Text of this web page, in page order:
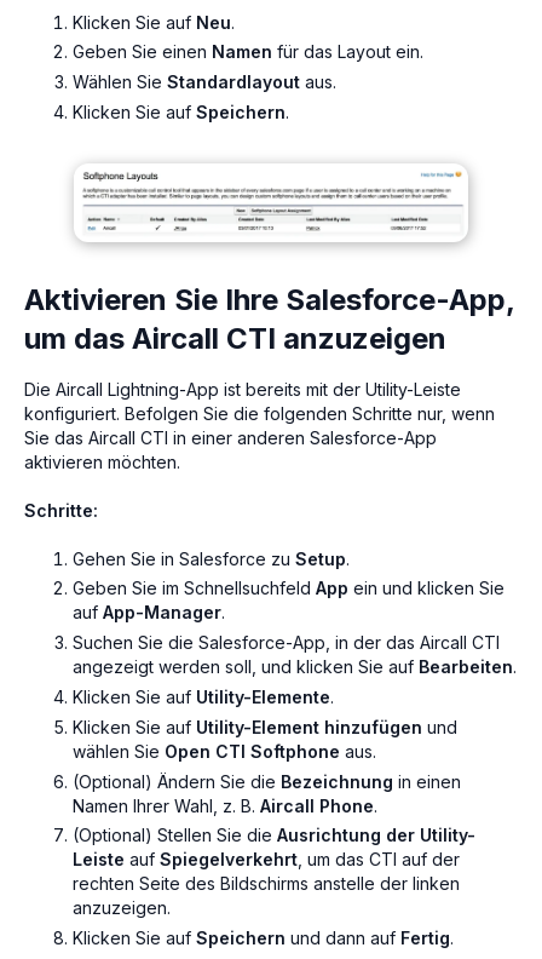
Klicken Sie auf Neu.
Geben Sie einen Namen für das Layout ein.
Wählen Sie Standardlayout aus.
Klicken Sie auf Speichern.
Aktivieren Sie Ihre Salesforce-App,
um das Aircall CTI anzuzeigen
Die Aircall Lightning-App ist bereits mit der Utility-Leiste
konfiguriert. Befolgen Sie die folgenden Schritte nur, wenn
Sie das Aircall CTI in einer anderen Salesforce-App
aktivieren möchten.
Schritte:
Gehen Sie in Salesforce zu Setup.
Geben Sie im Schnellsuchfeld App ein und klicken Sie
auf App-Manager.
Suchen Sie die Salesforce-App, in der das Aircall CTI
angezeigt werden soll, und klicken Sie auf Bearbeiten.
Klicken Sie auf Utility-Elemente.
Klicken Sie auf Utility-Element hinzufügen und
wählen Sie Open CTI Softphone aus.
(Optional) Ändern Sie die Bezeichnung in einen
Namen Ihrer Wahl, z. B. Aircall Phone.
(Optional) Stellen Sie die Ausrichtung der Utility-
Leiste auf Spiegelverkehrt, um das CTI auf der
rechten Seite des Bildschirms anstelle der linken
anzuzeigen.
Klicken Sie auf Speichern und dann auf Fertig.